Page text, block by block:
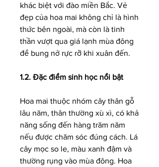
khác biệt với đào miền Bắc. Vẻ
đẹp của hoa mai không chỉ là hình
thức bên ngoài, mà còn là tinh
thần vượt qua giá lạnh mùa đông
để bung nở rực rỡ khi xuân đến.
1.2. Đặc điểm sinh học nổi bật
Hoa mai thuộc nhóm cây thân gỗ
lâu năm, thân thường xù xì, có khả
năng sống đến hàng trăm năm
nếu được chăm sóc đúng cách. Lá
cây mọc so le, màu xanh đậm và
thường rụng vào mùa đông. Hoa